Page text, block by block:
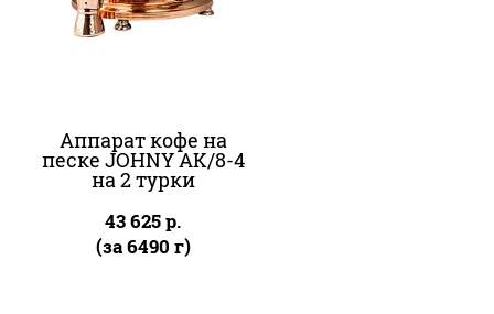
Аппарат кофе на
песке JOHNY AK/8-4
на 2 турки
43 625р.
(за 6490 г)